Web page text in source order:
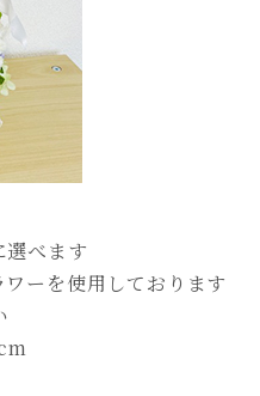
選べます
ーを使用しております